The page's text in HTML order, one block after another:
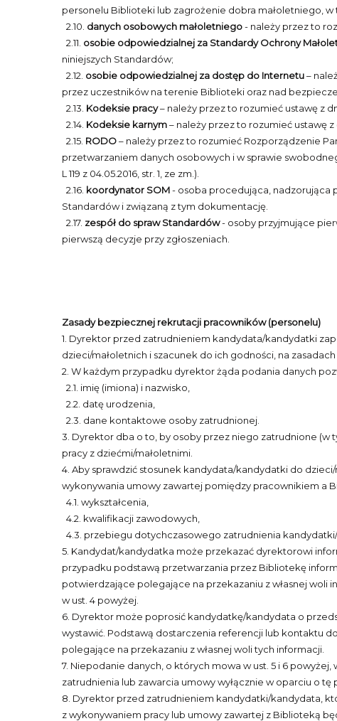
personelu Biblioteki lub zagrożenie dobra małoletniego,
2.10. danych osobowych małoletniego- należy przez to
2.11. osobie odpowiedzialnej za Standardy Ochrony
niniejszych Standardów;
2.12. osobie odpowiedzialnej za dostęp do Internetu–
przez uczestników na terenie Biblioteki oraz nad
2.13. Kodeksie pracy– należy przez to rozumieć ustawę z
2.14. Kodeksie karnym– należy przez to rozumieć ustawę z
2.15. RODO– należy przez to rozumieć Rozporządzenie
przetwarzaniem danych osobowych i w sprawie
L 119 z 04.05.2016, str. 1, ze zm.).
2.16. koordynator SOM- osoba procedująca, nadzorująca
Standardów i związaną z tym dokumentację.
2.17. zespół do spraw Standardów- osoby przyjmujące
pierwszą decyzje przy zgłoszeniach.
Zasady bezpiecznej rekrutacji pracowników (personelu)
1. Dyrektor przed zatrudnieniem kandydata/kandydatki
dzieci/małoletnich i szacunek do ich godności, na
2. W każdym przypadku dyrektor żąda podania danych
2.1. imię (imiona) i nazwisko,
2.2. datę urodzenia,
2.3. dane kontaktowe osoby zatrudnionej.
3. Dyrektor dba o to, by osoby przez niego zatrudnione (w
pracy z dziećmi/małoletnimi.
4. Aby sprawdzić stosunek kandydata/kandydatki do
wykonywania umowy zawartej pomiędzy pracownikiem a
4.1. wykształcenia,
4.2. kwalifikacji zawodowych,
4.3. przebiegu dotychczasowego zatrudnienia
5. Kandydat/kandydatka może przekazać dyrektorowi
przypadku podstawą przetwarzania przez Bibliotekę
potwierdzające polegające na przekazaniu z własnej woli
w ust. 4 powyżej.
6. Dyrektor może poprosić kandydatkę/kandydata o
wystawić. Podstawą dostarczenia referencji lub kontaktu
polegające na przekazaniu z własnej woli tych informacji.
7. Niepodanie danych, o których mowa w ust. 5 i 6
zatrudnienia lub zawarcia umowy wyłącznie w oparciu o tę
8. Dyrektor przed zatrudnieniem kandydatki/kandydata,
z wykonywaniem pracy lub umowy zawartej z Biblioteką